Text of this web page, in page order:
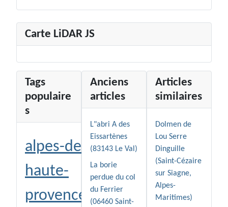
Carte LiDAR JS
Tags
populaire
s
alpes-de-
haute-
provence
Anciens
articles
L"abri A des
Eissartènes
(83143 Le Val)
La borie
perdue du col
du Ferrier
(06460 Saint-
Articles
similaires
Dolmen de
Lou Serre
Dinguille
(Saint-Cézaire
sur Siagne,
Alpes-
Maritimes)